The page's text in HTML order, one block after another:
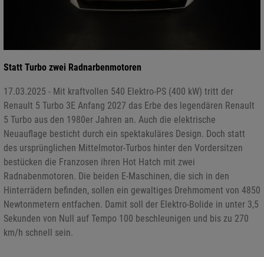
Statt Turbo zwei Radnarbenmotoren
17.03.2025 - Mit kraftvollen 540 Elektro-PS (400 kW) tritt der
Renault 5 Turbo 3E Anfang 2027 das Erbe des legendären Renault
5 Turbo aus den 1980er Jahren an. Auch die elektrische
Neuauflage besticht durch ein spektakuläres Design. Doch statt
des ursprünglichen Mittelmotor-Turbos hinter den Vordersitzen
bestücken die Franzosen ihren Hot Hatch mit zwei
Radnabenmotoren. Die beiden E-Maschinen, die sich in den
Hinterrädern befinden, sollen ein gewaltiges Drehmoment von 4850
Newtonmetern entfachen. Damit soll der Elektro-Bolide in unter 3,5
Sekunden von Null auf Tempo 100 beschleunigen und bis zu 270
km/h schnell sein.